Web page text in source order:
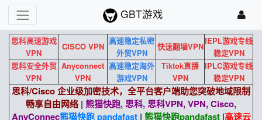
GBT游戏
思科高速游戏
VPN
CISCO VPN
高速稳定私密
外贸VPN
快速翻墙VPN
IEPL游戏专线
稳定VPN
思科安全外贸
VPN
Anyconnect
VPN
高速稳定海外
游戏VPN
Tiktok直播
VPN
IPLC游戏专线
稳定VPN
思科/Cisco 企业级加密技术，全平台客户端助您突破地域限制
畅享自由网络 | 熊猫快跑, 思科, 思科VPN, VPN, Cisco,
AnyConnec熊猫快跑 pandafast| 熊猫快跑pandafast|高速云